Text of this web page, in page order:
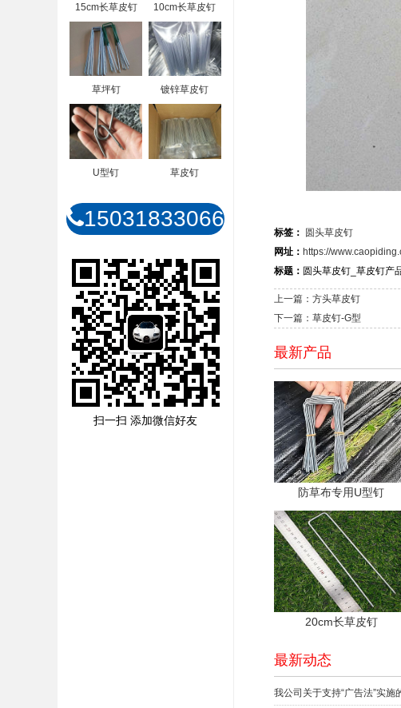
15cm长草皮钉 10cm长草皮钉
草坪钉 镀锌草皮钉
U型钉 草皮钉
15031833066
扫一扫 添加微信好友
标签：
圆头草皮钉
网址： https://
标题： 圆头草皮钉_草皮钉产
上一篇：方头草皮钉
下一篇：草皮钉-G型
最新产品
防草布专用U型钉
20cm长草皮钉
最新动态
我公司关于支持“广告法”实施